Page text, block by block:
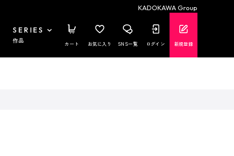
KADOKAWA Group
SERIES
作品 カート お気に入り SNS一覧 ログイン 新規登録